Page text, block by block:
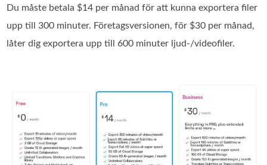
Du måste betala $14 per månad för att kunna exportera filer
upp till 300 minuter. Företagsversionen, för $30 per månad,
låter dig exportera upp till 600 minuter ljud-/videofiler.